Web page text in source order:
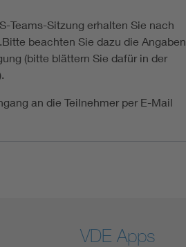
Teams-Sitzung erhalten Sie nach
beachten Sie dazu die Angaben
(bitte blättern Sie dafür in der
an die Teilnehmer per E-Mail
VDE Apps